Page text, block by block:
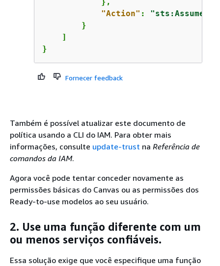
"Action" :
        }
    ]
}
Fornecer feedback
Também é possível atualizar este documento de
política usando a CLI do IAM. Para obter mais
informações, consulte update-trust na Referência de
comandos da IAM.
Agora você pode tentar conceder novamente as
permissões básicas do Canvas ou as permissões dos
Ready-to-use modelos ao seu usuário.
2. Use uma função diferente com um
ou menos serviços confiáveis.
Essa solução exige que você especifique uma função